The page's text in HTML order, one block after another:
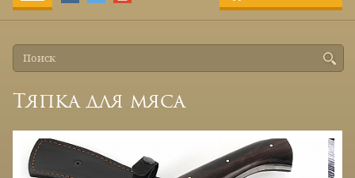
Тяпка для мяса